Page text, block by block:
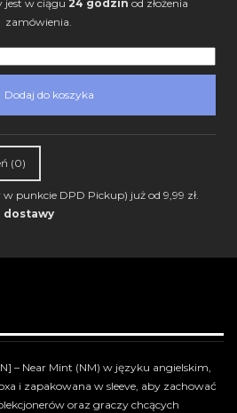
jest w ciągu 24 godzin od złożenia
zamówienia.
Dodaj do koszyka
(0)
punkcie DPD Pickup) już od 9,99 zł.
dostawy
– Near Mint (NM) w języku angielskim,
i zapakowana w sleeve, aby zachować
oraz graczy chcących